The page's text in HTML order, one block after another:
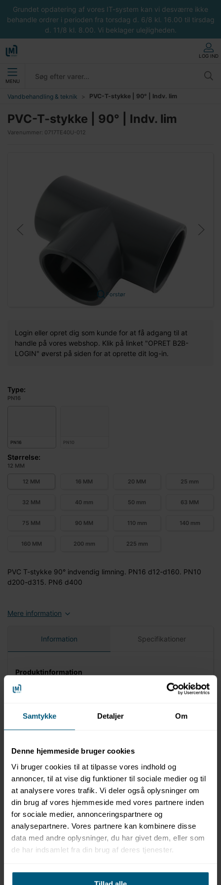
Samtykke Detaljer Om
Denne hjemmeside bruger cookies
Vi bruger cookies til at tilpasse vores indhold og
annoncer, til at vise dig funktioner til sociale medier og til
at analysere vores trafik. Vi deler også oplysninger om
din brug af vores hjemmeside med vores partnere inden
for sociale medier, annonceringspartnere og
analysepartnere. Vores partnere kan kombinere disse
data med andre oplysninger, du har givet dem, eller som
de har indsamlet fra din brug af deres tjenester.
Grundet opdatering af vores IT-system kan vi desværre ikke
behandle ordrer i perioden fra torsdag d. 6/8 kl. 16.00 til tirsdag
d. 11/8 kl. 8.00. Vi beklager ulejligheden.
LOG IND
MENU
Vandbehandling & teknik PVC-T-stykke | 90° | Indv. lim
PVC-T-stykke | 90° | Indv. lim
Varenummer: 0717TE40U-012
Forstør
Login eller opret dig som kunde for at få adgang til at
handle på vores webshop. Klik på linket "OPRET B2B-
LOGIN" øverst på siden for at oprette dit log-in.
Type:
PN16
PN16 PN10
Størrelse:
12 MM
12 MM 16 MM 20 MM 25 mm
32 MM 40 mm 50 mm 63 MM
75 MM 90 MM 110 mm 140 mm
160 MM 200 mm 225 mm
PVC T-stykke 90° indvendig limning. PN16 d12-d160. PN10
d200-d315. PN6 d400
Mere information
Information Specifikationer
Produktinformation
PN16 d12-d160
Artikel nummer
0717TE40U-012
0717TE40U-016
0717TE40U-020
0717TE40U-025
0717TE40U-032
0717TE40U-040
0717TE40U-063